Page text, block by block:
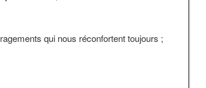
qui nous réconfortent toujours ;